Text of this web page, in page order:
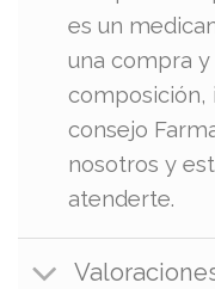
es un
una compra
composición,
consejo
nosotros y
atenderte.